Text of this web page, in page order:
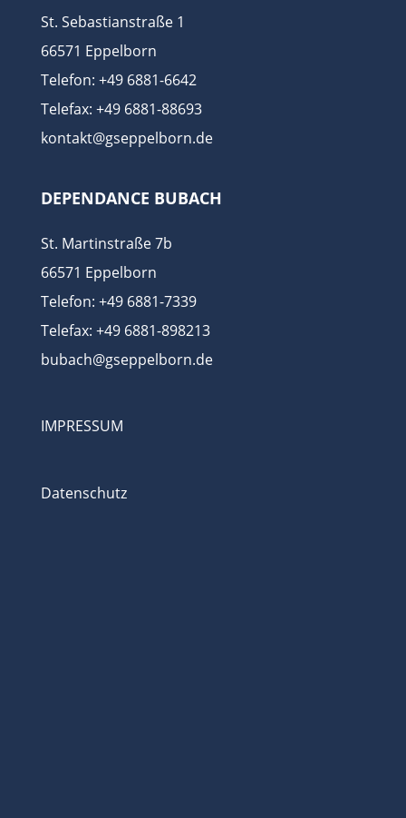
St. Sebastianstraße 1
66571 Eppelborn
Telefon: +49 6881-6642
Telefax: +49 6881-88693
kontakt@gseppelborn.de
DEPENDANCE BUBACH
St. Martinstraße 7b
66571 Eppelborn
Telefon: +49 6881-7339
Telefax: +49 6881-898213
bubach@gseppelborn.de
IMPRESSUM
Datenschutz